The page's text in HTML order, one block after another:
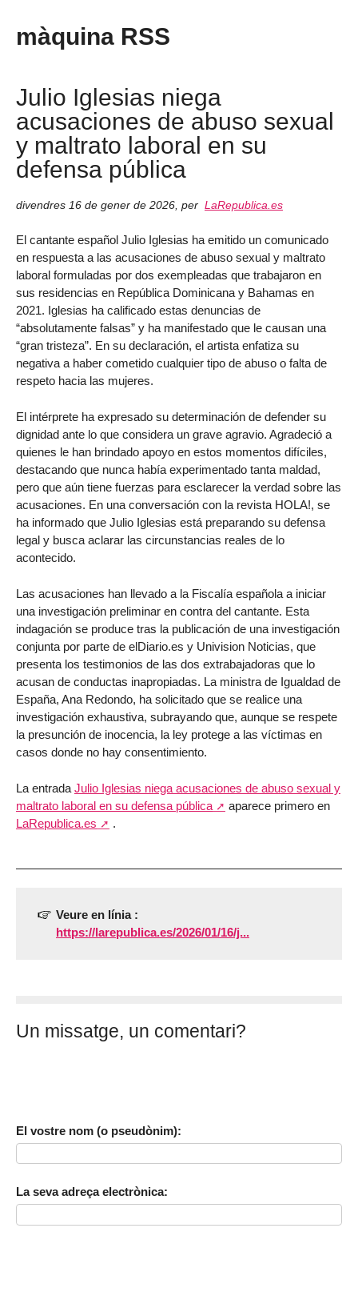
màquina RSS
Julio Iglesias niega
acusaciones de abuso sexual
y maltrato laboral en su
defensa pública
divendres 16 de gener de 2026 per LaRepublica.es
El cantante español Julio Iglesias ha emitido un comunicado
en respuesta a las acusaciones de abuso sexual y maltrato
laboral formuladas por dos exempleadas que trabajaron en
sus residencias en República Dominicana y Bahamas en
2021. Iglesias ha calificado estas denuncias de
“absolutamente falsas” y ha manifestado que le causan una
“gran tristeza”. En su declaración, el artista enfatiza su
negativa a haber cometido cualquier tipo de abuso o falta de
respeto hacia las mujeres.
El intérprete ha expresado su determinación de defender su
dignidad ante lo que considera un grave agravio. Agradeció a
quienes le han brindado apoyo en estos momentos difíciles,
destacando que nunca había experimentado tanta maldad,
pero que aún tiene fuerzas para esclarecer la verdad sobre las
acusaciones. En una conversación con la revista HOLA!, se
ha informado que Julio Iglesias está preparando su defensa
legal y busca aclarar las circunstancias reales de lo
acontecido.
Las acusaciones han llevado a la Fiscalía española a iniciar
una investigación preliminar en contra del cantante. Esta
indagación se produce tras la publicación de una investigación
conjunta por parte de elDiario.es y Univision Noticias, que
presenta los testimonios de las dos extrabajadoras que lo
acusan de conductas inapropiadas. La ministra de Igualdad de
España, Ana Redondo, ha solicitado que se realice una
investigación exhaustiva, subrayando que, aunque se respete
la presunción de inocencia, la ley protege a las víctimas en
casos donde no hay consentimiento.
La entrada Julio Iglesias niega acusaciones de abuso sexual y
maltrato laboral en su defensa pública
aparece primero en
LaRepublica.es
.
Veure en línia :
https://larepublica.es/2026/01/16/j...
Un missatge, un comentari?
El vostre nom (o pseudònim):
La seva adreça electrònica: